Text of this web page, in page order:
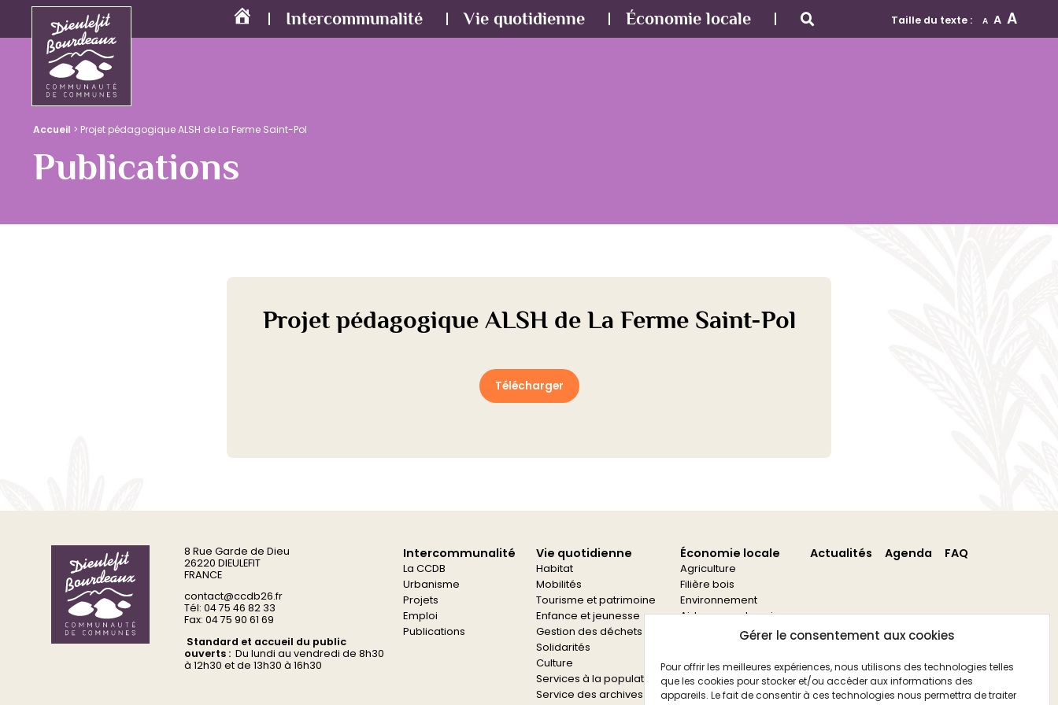
Gérer le consentement aux cookies
Pour offrir les meilleures expériences, nous utilisons des technologies telles
que les cookies pour stocker et/ou accéder aux informations des
appareils. Le fait de consentir à ces technologies nous permettra de traiter
Accueil Intercommunalité Vie quotidienne Économie locale Taille du texte : A A A
Accueil > Projet pédagogique ALSH de La Ferme Saint-Pol
Publications
Télécharger
Projet pédagogique ALSH de La Ferme Saint-Pol
8 Rue Garde de Dieu
26220 DIEULEFIT
FRANCE
contact@ccdb26.fr
Tél: 04 75 46 82 33
Fax: 04 75 90 61 69
Standard et accueil du public
ouverts :Du lundi au vendredi de 8h30
à 12h30 et de 13h30 à 16h30
Intercommunalité
La CCDB
Urbanisme
Projets
Emploi
Publications
Vie quotidienne
Habitat
Mobilités
Tourisme et patrimoine
Enfance et jeunesse
Gestion des déchets
Solidarités
Culture
Services à la population
Service des archives
Économie locale
Agriculture
Filière bois
Environnement
Aides aux entreprises
Aides aux associations
Actualités Agenda FAQ